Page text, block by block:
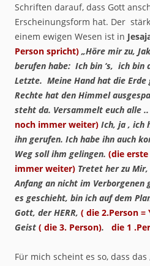
Schriften darauf, dass Gott
Erscheinungsform hat. Der
einem ewigen Wesen ist in
Person spricht) „Höre mir zu,
berufen habe: Ich bin ‘s, ich bin
Letzte. Meine Hand hat die
Rechte hat den Himmel
steht da. Versammelt euch alle ..
noch immer weiter) Ich, ja , ich
ihn gerufen. Ich habe ihn auch
Weg soll ihm gelingen. (die
immer weiter) Tretet her zu
Anfang an nicht im Verborgenen
es geschieht, bin ich auf dem
Gott, der HERR, ( die 2.Person =
Geist ( die 3. Person). die 1
Für mich scheint es so, dass das